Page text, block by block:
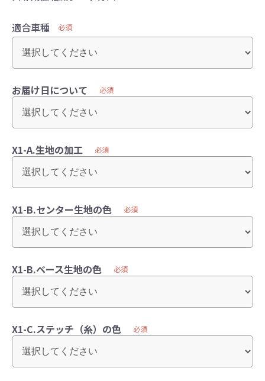
適合車種 必須
お届け日について 必須
X1-A.生地の加工 必須
X1-B.センター生地の色 必須
X1-B.ベース生地の色 必須
X1-C.ステッチ（糸）の色 必須